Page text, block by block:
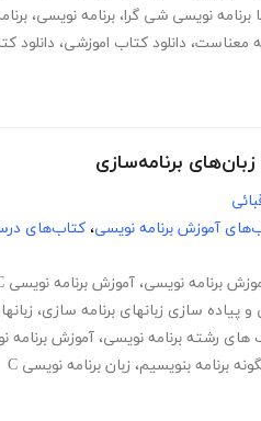
برنامه نویسی شی گرا، برنامه نویسی،
معناست، دانلود کتاب اموزشی، دانلود
برنامه‌سازی
آموزش برنامه نویسی، کتاب‌های
برنامه نویسی، آموزش برنامه نویسی C
و پیاده سازی زبانهای برنامه سازی،
های رشته برنامه نویسی، آموزش برنامه
برنامه بنویسیم، زبان برنامه نویسی C